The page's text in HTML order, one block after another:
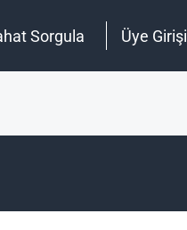
Sorgula Üye Girişi